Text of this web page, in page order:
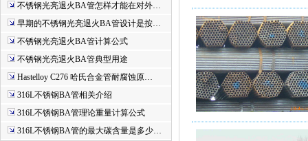
不锈钢光亮退火BA管怎样才能在对外…
早期的不锈钢光亮退火BA管设计是按…
不锈钢光亮退火BA管计算公式
不锈钢光亮退火BA管典型用途
Hastelloy C276 哈氏合金管耐腐蚀原…
316L不锈钢BA管相关介绍
316L不锈钢BA管理论重量计算公式
316L不锈钢BA管的最大碳含量是多少…